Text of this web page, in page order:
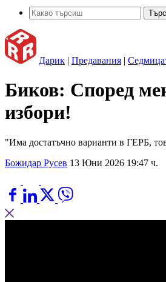
Дарик | Предавания |
Биков: Според
избори!
"Има достатъчно варианти в ГЕРБ,
Божидар Русев 13 Юни 2026 19:47 ч.